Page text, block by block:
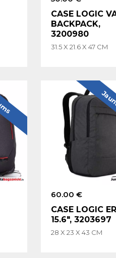
CASE LOGIC
BACKPACK,
3200980
31.5 X 21.6 X 47 CM
60.00 €
CASE LOGIC
15.6", 3203697
28 X 23 X 43 CM